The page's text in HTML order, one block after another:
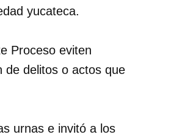
yucateca.
Proceso eviten
de delitos o actos que
urnas e invitó a los